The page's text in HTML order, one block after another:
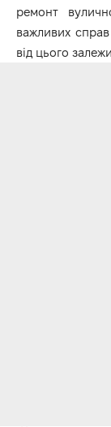
ремонт
важливих
від цього